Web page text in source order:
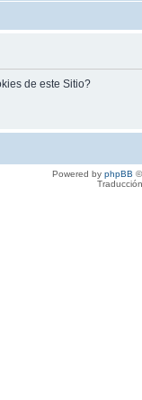
de este Sitio?
Powered by phpBB